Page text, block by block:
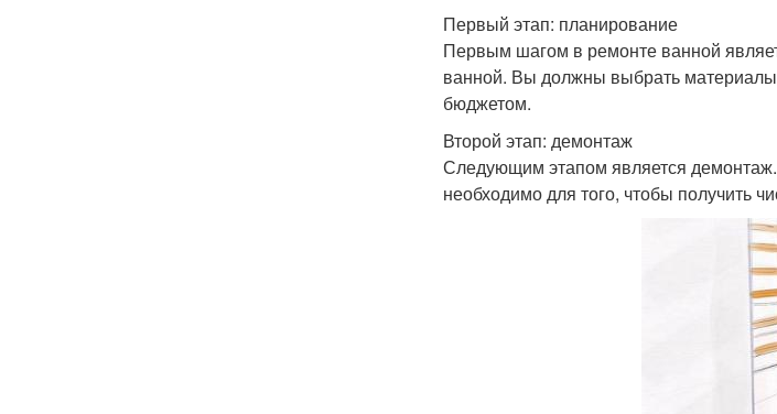
Первый этап: планирование
Первым шагом в ремонте ванной
ванной. Вы должны выбрать материалы,
бюджетом.
Второй этап: демонтаж
Следующим этапом является
необходимо для того, чтобы получить